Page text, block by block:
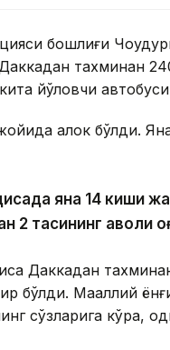
бошлиғи
тахминан
йўловчи
ҳалок бўлди.
яна 14 киши
2 тасининг аҳволи
Даккадан
бўлди. Маҳаллий
сўзларига кўра,